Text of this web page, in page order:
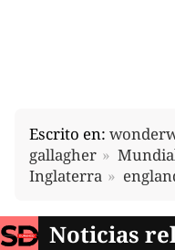
Escrito en:
gallagher
Inglaterra
Noticias